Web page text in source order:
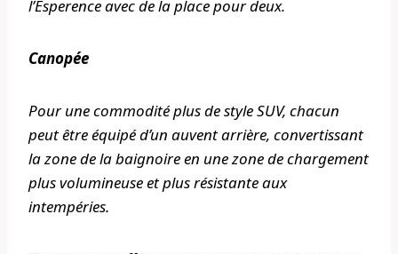
l’Esperence avec de la place pour deux.
Canopée
Pour une commodité plus de style SUV, chacun
peut être équipé d’un auvent arrière, convertissant
la zone de la baignoire en une zone de chargement
plus volumineuse et plus résistante aux
intempéries.